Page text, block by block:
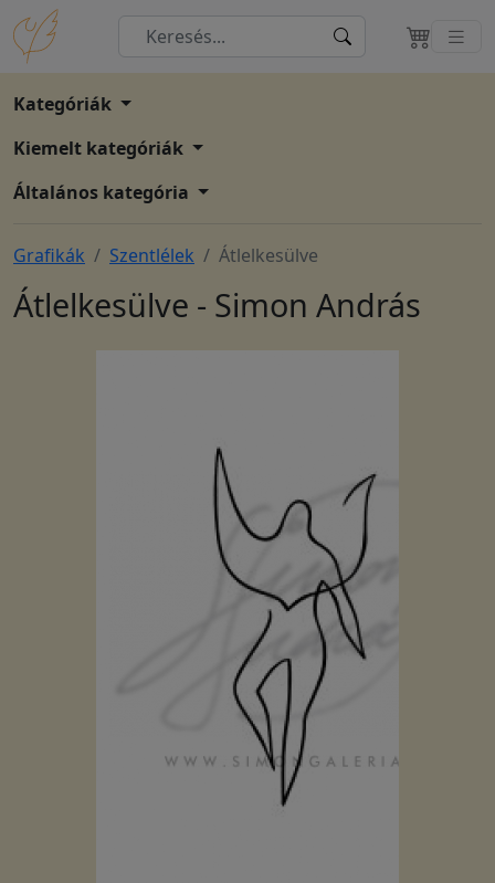
Kategóriák
Kiemelt kategóriák
Általános kategória
Grafikák Szentlélek Átlelkesülve
Átlelkesülve - Simon András